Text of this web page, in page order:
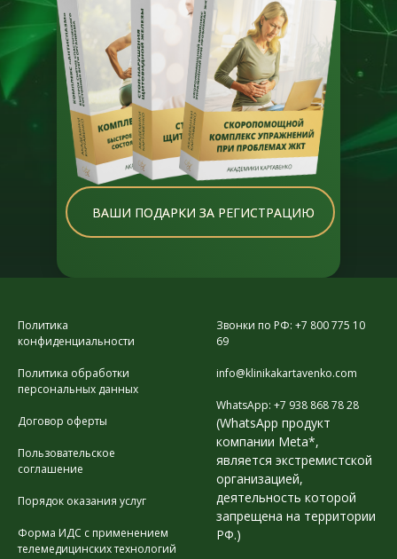
ВАШИ ПОДАРКИ ЗА РЕГИСТРАЦИЮ
Политика
конфиденциальности
Политика обработки
персональных данных
Договор оферты
Пользовательское
соглашение
Порядок оказания услуг
Форма ИДС с применением
телемедицинских технологий
Звонки по РФ: +7 800 775 10
69
info@klinikakartavenko.com
WhatsApp: +7 938 868 78 28
(WhatsApp продукт
компании Meta*,
является экстремистской
организацией,
деятельность которой
запрещена на территории
РФ.)